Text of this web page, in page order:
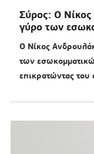
Σύρος: Ο Νίκος
γύρο των
Ο Νίκος
των
επικρατώντας του